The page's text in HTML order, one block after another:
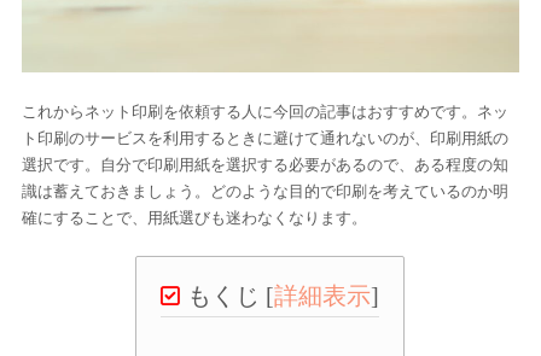
これからネット印刷を依頼する人に今回の記事はおすすめです。ネッ
ト印刷のサービスを利用するときに避けて通れないのが、印刷用紙の
選択です。自分で印刷用紙を選択する必要があるので、ある程度の知
識は蓄えておきましょう。どのような目的で印刷を考えているのか明
確にすることで、用紙選びも迷わなくなります。
もくじ [詳細表示]